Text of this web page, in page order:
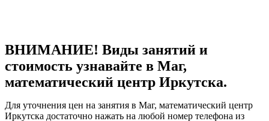
ВНИМАНИЕ! Виды занятий и
стоимость узнавайте в Маг,
математический центр Иркутска.
Для уточнения цен на занятия в Маг, математический центр
Иркутска достаточно нажать на любой номер телефона из